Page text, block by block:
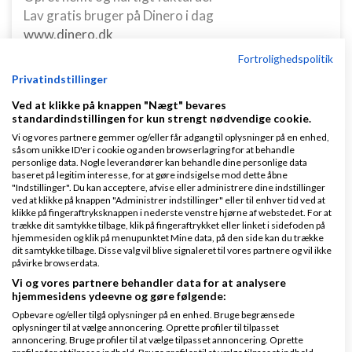
Lav gratis bruger på Dinero i dag
www.dinero.dk
Nye ekspertblog-indlæg om Start af virksomhed
Hvordan holder man gejsten oppe som ny iværksætter?
afMikkel Birlø|3.495 visninger|2 kommentarer
At være ny iværksætter kan være en både
spændende og udfordrende rejse. Den frihed og
kreativitet, som følger med at starte egen
er der også mange bar...
Læs mere
Fortrolighedspolitik
Privatindstillinger
Ved at klikke på knappen "Nægt" bevares
standardindstillingen for kun strengt nødvendige cookie.
Vi og vores partnere gemmer og/eller får adgang til oplysninger på en enhed,
såsom unikke ID'er i cookie og anden browserlagring for at behandle
personlige data. Nogle leverandører kan behandle dine personlige data
baseret på legitim interesse, for at gøre indsigelse mod dette åbne
"Indstillinger". Du kan acceptere, afvise eller administrere dine indstillinger
ved at klikke på knappen "Administrer indstillinger" eller til enhver tid ved at
klikke på fingeraftryksknappen i nederste venstre hjørne af webstedet. For at
trække dit samtykke tilbage, klik på fingeraftrykket eller linket i sidefoden på
hjemmesiden og klik på menupunktet Mine data, på den side kan du trække
dit samtykke tilbage. Disse valg vil blive signaleret til vores partnere og vil ikke
påvirke browserdata.
Vi og vores partnere behandler data for at analysere
hjemmesidens ydeevne og gøre følgende:
Opbevare og/eller tilgå oplysninger på en enhed. Bruge begrænsede
oplysninger til at vælge annoncering. Oprette profiler til tilpasset
annoncering. Bruge profiler til at vælge tilpasset annoncering. Oprette